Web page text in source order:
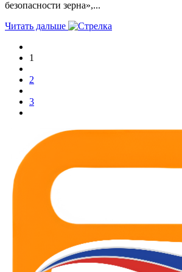
безопасности зерна»,...
Читать дальше
1
2
3